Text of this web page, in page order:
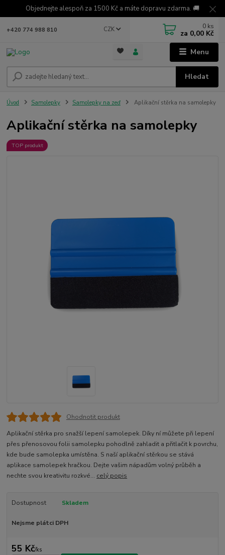
Objednejte alespoň za 1500 Kč a máte dopravu zdarma. 🚚
Menu
CZK
Hledat
+420 774 988 810 0 ks
za 0,00 Kč
Úvod Samolepky Samolepky na zeď Aplikační stěrka na samolepky
Aplikační stěrka na samolepky
TOP produkt
Ohodnotit produkt
Aplikační stěrka pro snažší lepení samolepek. Díky ní můžete při lepení
přes přenosovou folii samolepku pohodlně zahladit a přitlačit k povrchu,
kde bude samolepka umístěna. S naší aplikační stěrkou se stává
aplikace samolepek hračkou. Dejte vašim nápadům volný průběh a
nechte svou kreativitu rozkvé... celý popis
Dostupnost Skladem
Nejsme plátci DPH
55 Kč/ks